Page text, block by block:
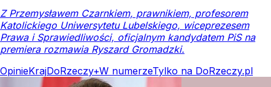
Z Przemysławem Czarnkiem, prawnikiem, profesorem
Katolickiego Uniwersytetu Lubelskiego, wiceprezesem
Prawa i Sprawiedliwości, oficjalnym kandydatem PiS na
premiera rozmawia Ryszard Gromadzki.
OpinieKrajDoRzeczy+W numerzeTylko na DoRzeczy.pl